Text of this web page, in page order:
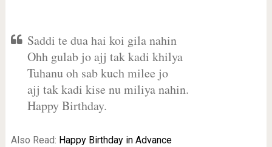
Saddi te dua hai koi gila nahin
Ohh gulab jo ajj tak kadi khilya
Tuhanu oh sab kuch milee jo
ajj tak kadi kise nu miliya nahin.
Happy Birthday.
Also Read: Happy Birthday in Advance